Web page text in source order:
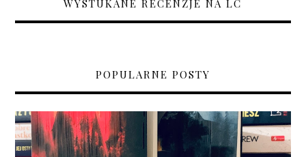
WYSTUKANE RECENZJE NA LC
POPULARNE POSTY